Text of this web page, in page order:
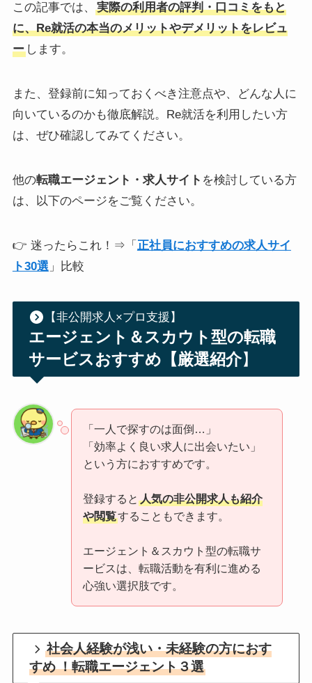
この記事では、
実際の利用者の評判・口コミをもと
に、Re就活の本当のメリットやデメリットをレビュ
ーします。
また、登録前に知っておくべき注意点や、どんな人に
向いているのかも徹底解説。Re就活を利用したい方
は、ぜひ確認してみてください。
他の転職エージェント・求人サイト を検討している方
は、以下のページをご覧ください。
👉 迷ったらこれ！⇒「 正社員におすすめの求人サイ
ト30選」比較
【非公開求人×プロ支援】
エージェント＆スカウト型の転職
サービスおすすめ【厳選紹介】
「一人で探すのは面倒…」
「効率よく良い求人に出会いたい」
という方におすすめです。
登録すると人気の非公開求人も紹介
や閲覧することもできます。
エージェント＆スカウト型の転職サ
ービスは、転職活動を有利に進める
心強い選択肢です。
社会人経験が浅い・未経験の方におす
すめ！転職エージェント３選